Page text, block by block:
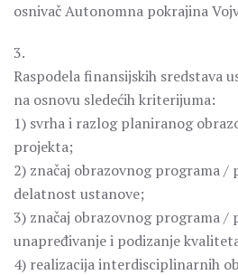
osnivač Autonomna pokrajina
3.
Raspodela finansijskih sredstava
na osnovu sledećih kriterijuma:
1) svrha i razlog planiranog
projekta;
2) značaj obrazovnog programa /
delatnost ustanove;
3) značaj obrazovnog programa /
unapređivanje i podizanje
4) realizacija interdisciplinarnih